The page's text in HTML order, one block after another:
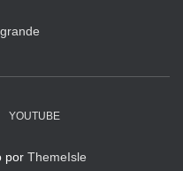
YOUTUBE
por ThemeIsle